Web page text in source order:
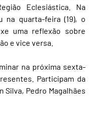
Eclesiástica. Na
na quarta-feira (19), o
uma reflexão sobre
e vice versa.
na próxima sexta-
Participam da
Pedro Magalhães